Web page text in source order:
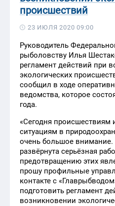
происшествий
23 ИЮЛЯ 2020 09:00
Руководитель
рыболовству Илья
регламент действий при
экологических
сообщил в ходе
ведомства, которое
года.
«Сегодня происшествиям
ситуациям в
очень большое внимание.
развёрнута серьёзная
предотвращению этих
прошу профильные
контакте с
подготовить регламент
возникновении